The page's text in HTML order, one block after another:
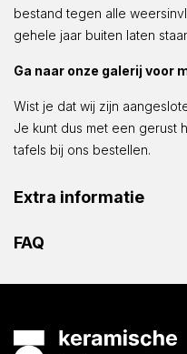
bestand tegen alle
gehele jaar buiten laten
Ga naar onze galerij voor
Wist je dat wij zijn
Je kunt dus met een gerust
tafels bij ons bestellen.
Extra informatie
FAQ